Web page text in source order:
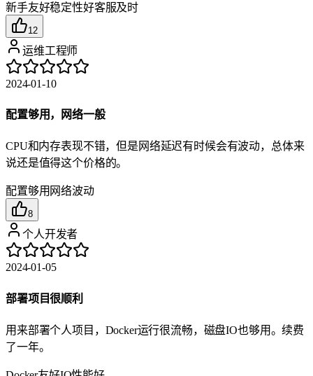
新手友好稳定性好客服及时
12
运维工程师
2024-01-10
配置够用，网络一般
CPU和内存表现不错，但是网络延迟有时候会有波动，总体来
说还是值得这个价格的。
配置够用 网络波动
8
个人开发者
2024-01-05
部署项目很顺利
用来部署个人项目，Docker运行很流畅，磁盘IO也够用。续费
了一年。